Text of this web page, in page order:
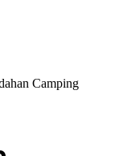
Camping